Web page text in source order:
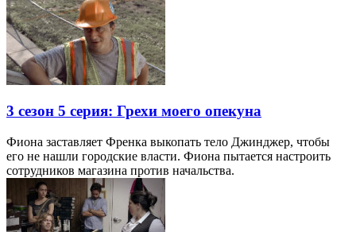
3 сезон 5 серия: Грехи моего опекуна
Фиона заставляет Френка выкопать тело Джинджер, чтобы
его не нашли городские власти. Фиона пытается настроить
сотрудников магазина против начальства.